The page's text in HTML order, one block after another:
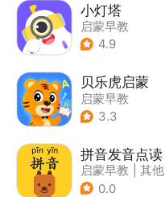
小灯塔
启蒙早教
4.9
贝乐虎启蒙
启蒙早教
3.3
拼音发音点读
启蒙早教
其他
0.0